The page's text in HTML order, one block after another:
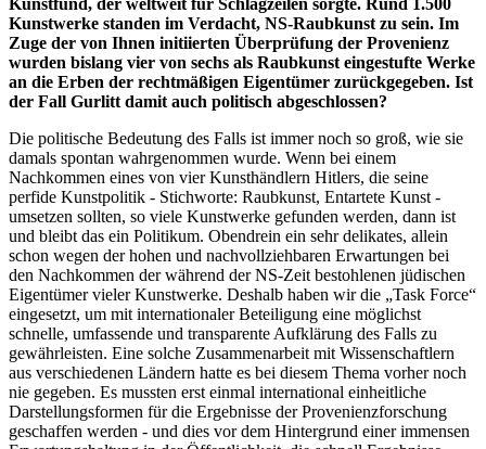
Kunstwerke standen im Verdacht, NS-Raubkunst zu sein. Im
Zuge der von Ihnen initiierten Überprüfung der Provenienz
wurden bislang vier von sechs als Raubkunst eingestufte Werke
an die Erben der rechtmäßigen Eigentümer zurückgegeben. Ist
der Fall Gurlitt damit auch politisch abgeschlossen?
Die politische Bedeutung des Falls ist immer noch so groß, wie sie
damals spontan wahrgenommen wurde. Wenn bei einem
Nachkommen eines von vier Kunsthändlern Hitlers, die seine
perfide Kunstpolitik - Stichworte: Raubkunst, Entartete Kunst -
umsetzen sollten, so viele Kunstwerke gefunden werden, dann ist
und bleibt das ein Politikum. Obendrein ein sehr delikates, allein
schon wegen der hohen und nachvollziehbaren Erwartungen bei
den Nachkommen der während der NS-Zeit bestohlenen jüdischen
Eigentümer vieler Kunstwerke. Deshalb haben wir die „Task Force“
eingesetzt, um mit internationaler Beteiligung eine möglichst
schnelle, umfassende und transparente Aufklärung des Falls zu
gewährleisten. Eine solche Zusammenarbeit mit Wissenschaftlern
aus verschiedenen Ländern hatte es bei diesem Thema vorher noch
nie gegeben. Es mussten erst einmal international einheitliche
Darstellungsformen für die Ergebnisse der Provenienzforschung
geschaffen werden - und dies vor dem Hintergrund einer immensen